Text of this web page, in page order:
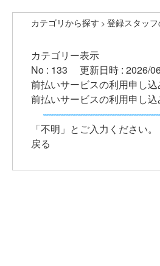
カテゴリから探す > 登録スタッ
カテゴリー表示
No : 133
更新日時 : 2026/
前払いサービスの利用申し
前払いサービスの利用申し
「不明」とご入力ください。
戻る